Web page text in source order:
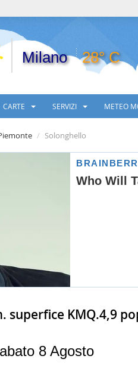
Milano 28° C
CARTE SERVIZI METEO
Solonghello
superfice KMQ.4,9
8 Agosto